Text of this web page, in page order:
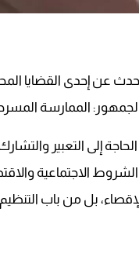
عن إحدى القضايا
الممارسة
إلى التعبير
الاجتماعية
بل من باب